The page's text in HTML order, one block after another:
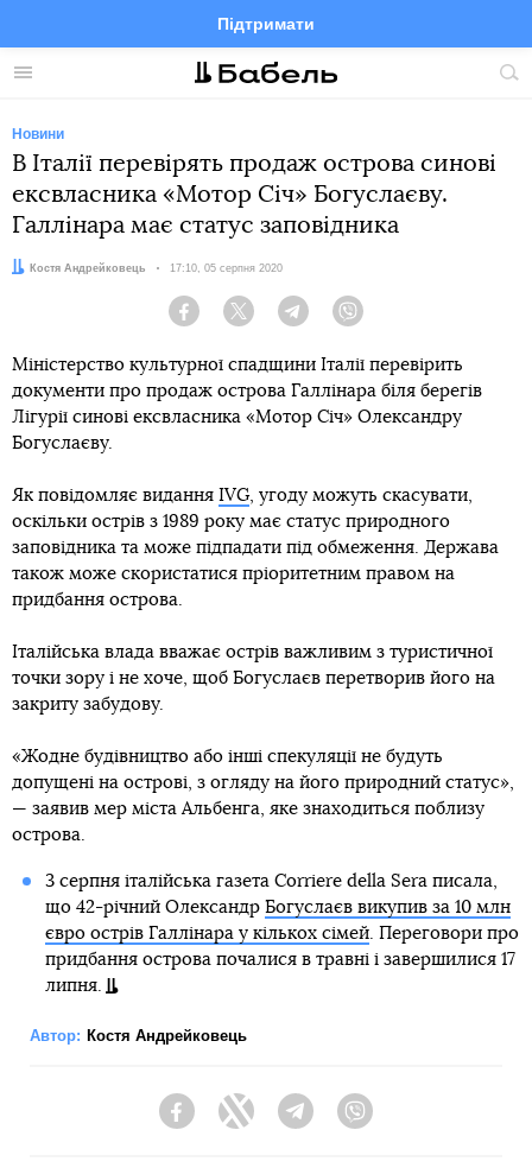
Меню
Підтримати
FacebookTelegramTwitter
Новини
В Італії перевірять продаж острова синові
ексвласника «Мотор Січ» Богуслаєву.
Галлінара має статус заповідника
Автор:Костя Андрейковець Дата:
17:10, 05 серпня 2020
Facebook Twitter Telegram
Міністерство культурної спадщини Італії перевірить
документи про продаж острова Галлінара біля берегів
Лігурії синові ексвласника «Мотор Січ» Олександру
Богуслаєву.
Як повідомляє видання IVG, угоду можуть скасувати,
оскільки острів з 1989 року має статус природного
заповідника та може підпадати під обмеження. Держава
також може скористатися пріоритетним правом на
придбання острова.
Італійська влада вважає острів важливим з туристичної
точки зору і не хоче, щоб Богуслаєв перетворив його на
закриту забудову.
«Жодне будівництво або інші спекуляції не будуть
допущені на острові, з огляду на його природний статус»,
— заявив мер міста Альбенга, яке знаходиться поблизу
острова.
3 серпня італійська газета Corriere della Sera писала,
що 42-річний Олександр Богуслаєв викупив за 10 млн
євро острів Галлінара у кількох сімей. Переговори про
придбання острова почалися в травні і завершилися 17
липня.
Автор: Костя Андрейковець
FacebookTwitter Telegram